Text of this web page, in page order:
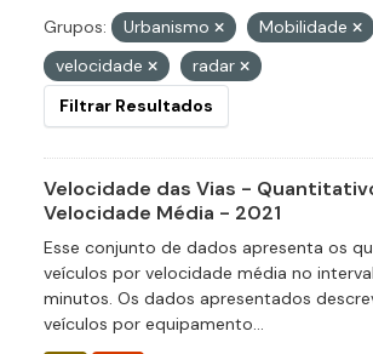
Grupos: Urbanismo Mobilidade
velocidade
radar
Filtrar Resultados
Velocidade das Vias -
Velocidade Média - 2021
Esse conjunto de dados apresenta os
veículos por velocidade média no
minutos. Os dados apresentados
veículos por equipamento...